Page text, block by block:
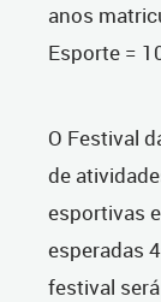
anos
Esporte =
O Festival
de
esportivas
esperadas
festival